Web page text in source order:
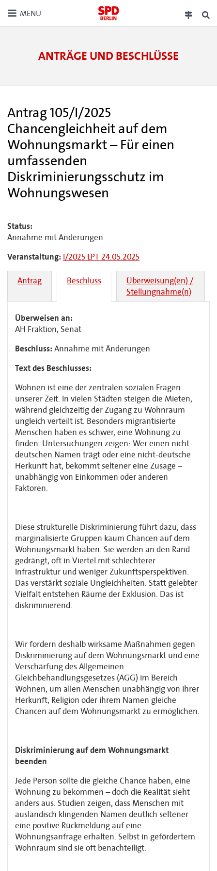
MENÜ
ANTRÄGE UND BESCHLÜSSE
Antrag 105/I/2025
Chancengleichheit auf dem
Wohnungsmarkt – Für einen
umfassenden
Diskriminierungsschutz im
Wohnungswesen
Status:
Annahme mit Änderungen
Veranstaltung: I/2025 LPT 24.05.2025
Antrag Beschluss
Überweisung(en) /
Stellungnahme(n)
Überweisen an:
AH Fraktion, Senat
Beschluss: Annahme mit Änderungen
Text des Beschlusses:
Wohnen ist eine der zentralen sozialen Fragen
unserer Zeit. In vielen Städten steigen die Mieten,
während gleichzeitig der Zugang zu Wohnraum
ungleich verteilt ist. Besonders migrantisierte
Menschen haben es schwer, eine Wohnung zu
finden. Untersuchungen zeigen: Wer einen nicht-
deutschen Namen trägt oder eine nicht-deutsche
Herkunft hat, bekommt seltener eine Zusage –
unabhängig von Einkommen oder anderen
Faktoren.
Diese strukturelle Diskriminierung führt dazu, dass
marginalisierte Gruppen kaum Chancen auf dem
Wohnungsmarkt haben. Sie werden an den Rand
gedrängt, oft in Viertel mit schlechterer
Infrastruktur und weniger Zukunftsperspektiven.
Das verstärkt soziale Ungleichheiten. Statt gelebter
Vielfalt entstehen Räume der Exklusion. Das ist
diskriminierend.
Wir fordern deshalb wirksame Maßnahmen gegen
Diskriminierung auf dem Wohnungsmarkt und eine
Verschärfung des Allgemeinen
Gleichbehandlungsgesetzes (AGG) im Bereich
Wohnen, um allen Menschen unabhängig von ihrer
Herkunft, Religion oder ihrem Namen gleiche
Chancen auf dem Wohnungsmarkt zu ermöglichen.
Diskriminierung auf dem Wohnungsmarkt
beenden
Jede Person sollte die gleiche Chance haben, eine
Wohnung zu bekommen – doch die Realität sieht
anders aus. Studien zeigen, dass Menschen mit
ausländisch klingenden Namen deutlich seltener
eine positive Rückmeldung auf eine
Wohnungsanfrage erhalten. Selbst in gefördertem
Wohnraum sind sie oft benachteiligt.